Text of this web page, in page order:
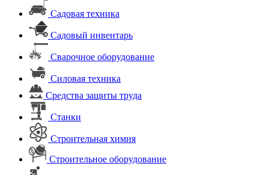
Садовая техника
Садовый инвентарь
Сварочное оборудование
Силовая техника
Средства защиты труда
Станки
Строительная химия
Строительное оборудование